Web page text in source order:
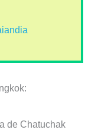
de Chatuchak